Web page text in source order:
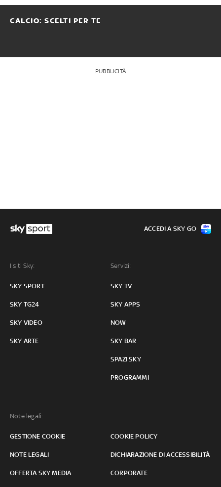
CALCIO: SCELTI PER TE
PUBBLICITÀ
I siti Sky:
SKY SPORT
SKY TG24
SKY VIDEO
SKY ARTE
Servizi:
SKY TV
SKY APPS
NOW
SKY BAR
SPAZI SKY
PROGRAMMI
Note legali:
GESTIONE COOKIE COOKIE POLICY
NOTE LEGALI DICHIARAZIONE DI ACCESSIBILITÀ
OFFERTA SKY MEDIA CORPORATE
ACCEDI A SKY GO